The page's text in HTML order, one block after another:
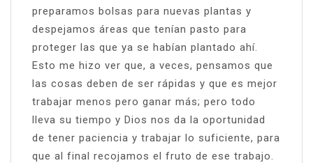
preparamos bolsas para nuevas plantas y
despejamos áreas que tenían pasto para
proteger las que ya se habían plantado ahí.
Esto me hizo ver que, a veces, pensamos que
las cosas deben de ser rápidas y que es mejor
trabajar menos pero ganar más; pero todo
lleva su tiempo y Dios nos da la oportunidad
de tener paciencia y trabajar lo suficiente, para
que al final recojamos el fruto de ese trabajo.